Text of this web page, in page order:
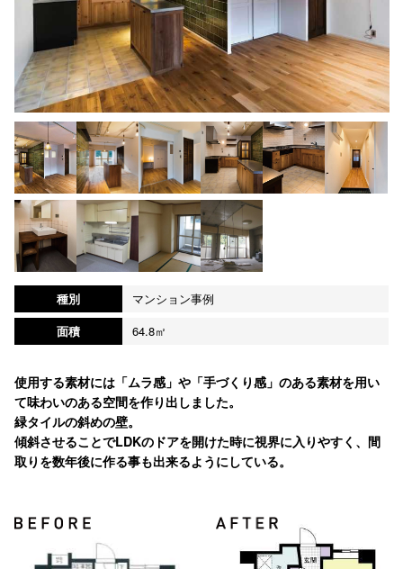
種別
マンション事例
面積
64.8㎡
使用する素材には「ムラ感」や「手づくり感」のある素材を用い
て味わいのある空間を作り出しました。
緑タイルの斜めの壁。
傾斜させることでLDKのドアを開けた時に視界に入りやすく、間
取りを数年後に作る事も出来るようにしている。